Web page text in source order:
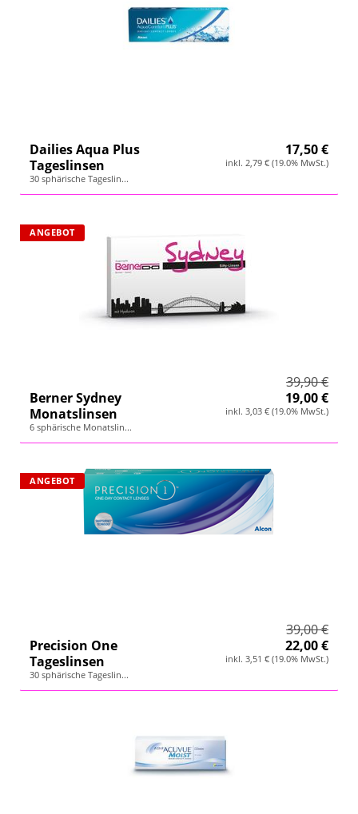
Dailies Aqua Plus
Tageslinsen
30 sphärische Tageslin...
17,50 €
inkl. 2,79 € (19.0% MwSt.)
ANGEBOT
39,90 €
Berner Sydney
Monatslinsen
6 sphärische Monatslin...
19,00 €
inkl. 3,03 € (19.0% MwSt.)
ANGEBOT
39,00 €
Precision One
Tageslinsen
30 sphärische Tageslin...
22,00 €
inkl. 3,51 € (19.0% MwSt.)